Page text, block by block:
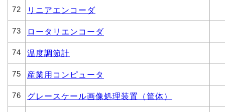
72 リニアエンコーダ
73 ロータリエンコーダ
74 温度調節計
75 産業用コンピュータ
76 グレースケール画像処理装置（筐体）